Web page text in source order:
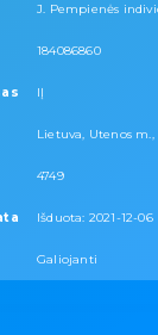
J. Pempienės
184086860
IĮ
Lietuva, Utenos m.,
4749
Išduota: 2021-12-06
Galiojanti